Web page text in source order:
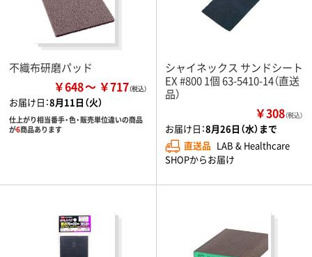
不織布研磨パッド
￥648 ￥717
お届け日：8月11日（火）
仕上がり相当番手・色・販売単位違いの商品
が6商品あります
シャイネックス サンドシート
EX #800 1個 63-5410-14（直送
品）
￥308（税込）
お届け日：8月26日（水）まで
直送品 LAB & Healthcare
SHOPからお届け